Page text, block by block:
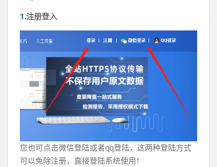
1.注册登入
您也可点击微信登陆或者qq登陆，这两种登陆方式
可以免除注册，直接登陆系统使用！